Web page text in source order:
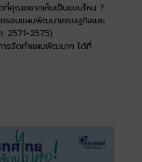
ที่คุณอยากเห็นเป็นแบบไหน ?
รอบแผนพัฒนาเศรษฐกิจและ
2571-2575)
ารจัดทำแผนพัฒนาฯ ได้ที่